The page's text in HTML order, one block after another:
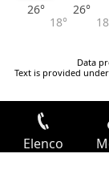
26°
18°
26°
Data
Text is provided under
Elenco